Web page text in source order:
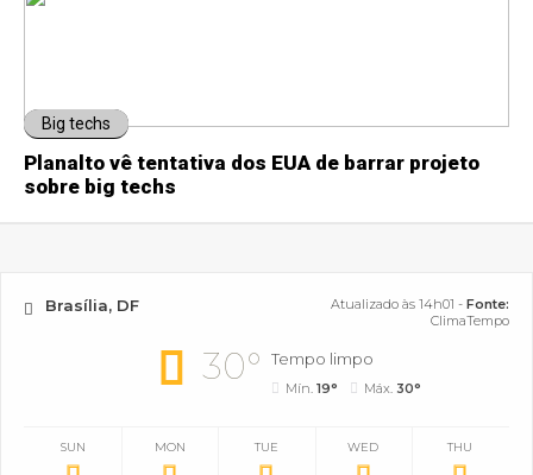
Big techs
Planalto vê tentativa dos EUA de barrar projeto
sobre big techs
Brasília, DF Atualizado às 14h01 - Fonte:
ClimaTempo
30° Tempo limpo
Mín.19° Máx. 30°
SUN MON TUE WED THU